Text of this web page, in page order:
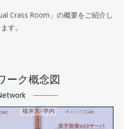
Crass Room」の概要をご紹介し
ます。
ーク概念図